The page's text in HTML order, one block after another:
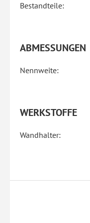
Bestandteile:
ABMESSUNGEN
Nennweite:
WERKSTOFFE
Wandhalter: